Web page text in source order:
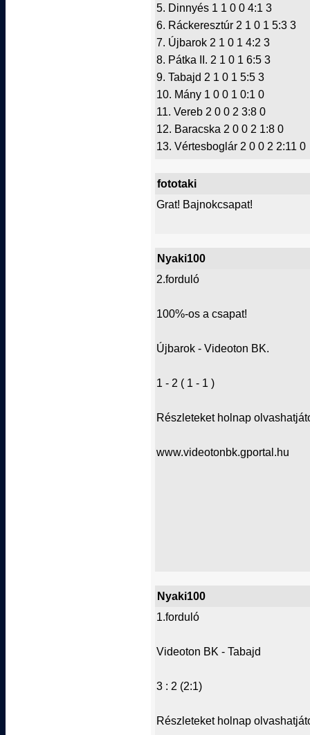
5. Dinnyés 1 1 0 0 4:1 3
6. Ráckeresztúr 2 1 0 1 5:3 3
7. Újbarok 2 1 0 1 4:2 3
8. Pátka II. 2 1 0 1 6:5 3
9. Tabajd 2 1 0 1 5:5 3
10. Mány 1 0 0 1 0:1 0
11. Vereb 2 0 0 2 3:8 0
12. Baracska 2 0 0 2 1:8 0
13. Vértesboglár 2 0 0 2 2:11 0
fototaki
Grat! Bajnokcsapat!
Nyaki100
2.forduló
100%-os a csapat!
Újbarok - Videoton BK.
1 - 2 ( 1 - 1 )
Részleteket holnap
www.videotonbk.gportal.hu
Nyaki100
1.forduló
Videoton BK - Tabajd
3 : 2 (2:1)
Részleteket holnap